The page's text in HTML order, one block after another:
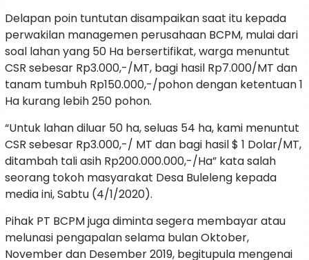
Delapan poin tuntutan disampaikan saat itu kepada
perwakilan managemen perusahaan BCPM, mulai dari
soal lahan yang 50 Ha bersertifikat, warga menuntut
CSR sebesar Rp3.000,-/MT, bagi hasil Rp7.000/MT dan
tanam tumbuh Rp150.000,-/pohon dengan ketentuan 1
Ha kurang lebih 250 pohon.
“Untuk lahan diluar 50 ha, seluas 54 ha, kami menuntut
CSR sebesar Rp3.000,-/ MT dan bagi hasil $ 1 Dolar/MT,
ditambah tali asih Rp200.000.000,-/Ha” kata salah
seorang tokoh masyarakat Desa Buleleng kepada
media ini, Sabtu (4/1/2020).
Pihak PT BCPM juga diminta segera membayar atau
melunasi pengapalan selama bulan Oktober,
November dan Desember 2019, begitupula mengenai